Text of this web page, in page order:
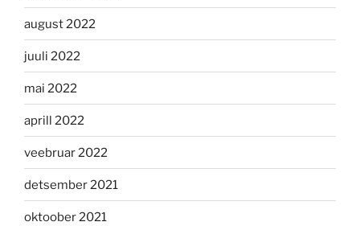
august 2022
juuli 2022
mai 2022
aprill 2022
veebruar 2022
detsember 2021
oktoober 2021